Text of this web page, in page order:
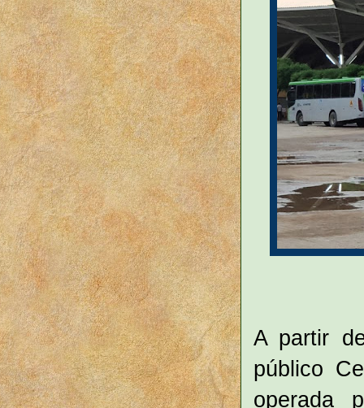
A partir
público
operada